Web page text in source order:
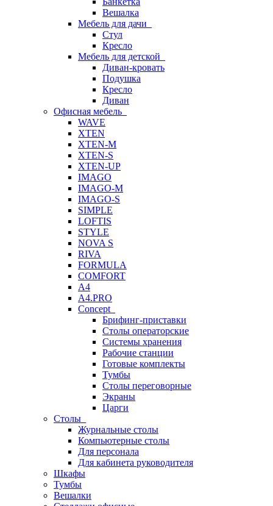
Вешалка
Мебель для дачи
Стул
Кресло
Мебель для детской
Диван-кровать
Подушка
Кресло
Диван
Офисная мебель
WAVE
XTEN
XTEN-M
XTEN-S
XTEN-UP
IMAGO
IMAGO-M
IMAGO-S
SIMPLE
LOFTIS
STYLE
NOVA S
RIVA
FORMULA
COMFORT
A4
A4.PRO
Concept
Брифинг-приставки
Столы операторские
Системы хранения
Рабочие станции
Готовые комплекты
Тумбы
Столы переговорные
Экраны
Царги
Столы
Журнальные столы
Компьютерные столы
Для персонала
Для кабинета руководителя
Шкафы
Тумбы
Вешалки